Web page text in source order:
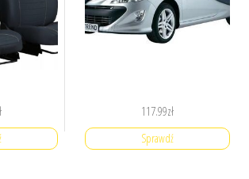
117.99zł
Sprawdź